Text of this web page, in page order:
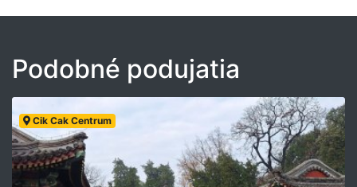
Podobné podujatia
Cik Cak Centrum